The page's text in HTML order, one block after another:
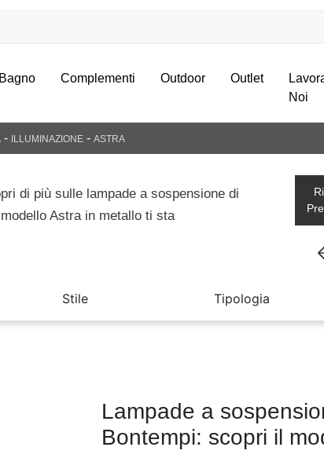
Bagno Complementi Outdoor Outlet
Noi
- ILLUMINAZIONE - ASTRA
di più sulle lampade a sospensione di
Astra in metallo ti sta
Stile Tipologia
Lampade a
Bontempi: scopri il